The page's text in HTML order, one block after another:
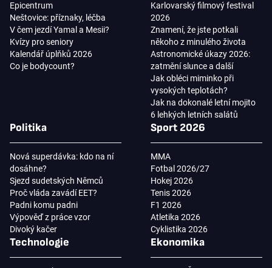
Epicentrum
Neštovice: příznaky, léčba
V čem jezdí Yamal a Mesii?
Kvízy pro seniory
Kalendář úplňků 2026
Co je bodycount?
Karlovarský filmový festival
2026
Znamení, že jste potkali
někoho z minulého života
Astronomické úkazy 2026:
zatmění slunce a další
Jak obléci miminko při
vysokých teplotách?
Jak na dokonalé letní mojito
6 lehkých letních salátů
Politika
Nová superdávka: kdo na ní
dosáhne?
Sjezd sudetských Němců
Proč vláda zavádí EET?
Padni komu padni
Výpověď z práce vzor
Divoký kačer
Sport 2026
MMA
Fotbal 2026/27
Hokej 2026
Tenis 2026
F1 2026
Atletika 2026
Cyklistika 2026
Technologie Ekonomika